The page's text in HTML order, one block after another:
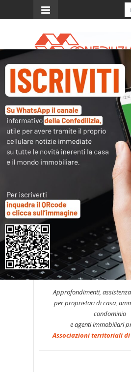
Menu
Usufruttuari e
giustificativi di
Quesito
Si domanda se gli
prendere visione ed
documenti giustificativi
prima dell’assemblea
Parere
La risposta è negativa. Ai
1130-
cod. civ. tale
è concessa loro in ogni
* * *
Approfondimenti,
per proprietari di casa,
condominio
e agenti immobiliari
Associazioni territoriali